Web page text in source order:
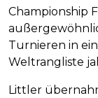
Championship
Turnieren in
Weltrangliste
Littler